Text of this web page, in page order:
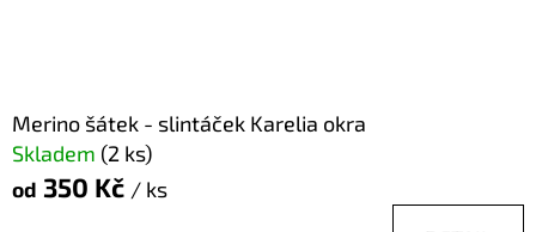
Merino šátek - slintáček Karelia okra
Skladem (2 ks)
od 350 Kč / ks